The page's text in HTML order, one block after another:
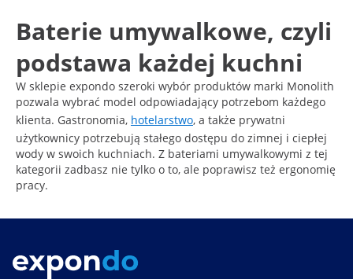
Baterie umywalkowe, czyli
podstawa każdej kuchni
W sklepie expondo szeroki wybór produktów marki Monolith
pozwala wybrać model odpowiadający potrzebom każdego
klienta. Gastronomia, hotelarstwo, a także prywatni
użytkownicy potrzebują stałego dostępu do zimnej i ciepłej
wody w swoich kuchniach. Z bateriami umywalkowymi z tej
kategorii zadbasz nie tylko o to, ale poprawisz też ergonomię
pracy.